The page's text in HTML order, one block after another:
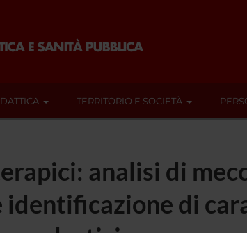
TERRITORIO E SOCIETÀ
analisi di
identificazione di